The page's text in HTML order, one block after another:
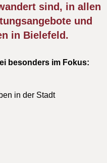
sind, in allen
und
in Bielefeld.
besonders im Fokus:
in der Stadt